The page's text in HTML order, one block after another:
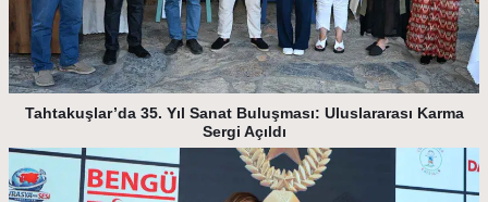
Tahtakuşlar’da 35. Yıl Sanat Buluşması: Uluslararası Karma
Sergi Açıldı